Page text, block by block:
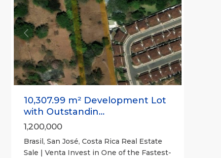
Previous Next
10,307.99 m² Development Lot
with Outstandin...
1,200,000
Brasil, San José, Costa Rica Real Estate
Sale | Venta Invest in One of the Fastest-